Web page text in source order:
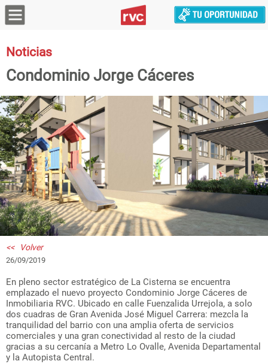
Noticias
Condominio Jorge Cáceres
<< Volver
26/09/2019
En pleno sector estratégico de La Cisterna se encuentra
emplazado el nuevo proyecto Condominio Jorge Cáceres de
Inmobiliaria RVC. Ubicado en calle Fuenzalida Urrejola, a solo
dos cuadras de Gran Avenida José Miguel Carrera: mezcla la
tranquilidad del barrio con una amplia oferta de servicios
comerciales y una gran conectividad al resto de la ciudad
gracias a su cercanía a Metro Lo Ovalle, Avenida Departamental
y la Autopista Central.